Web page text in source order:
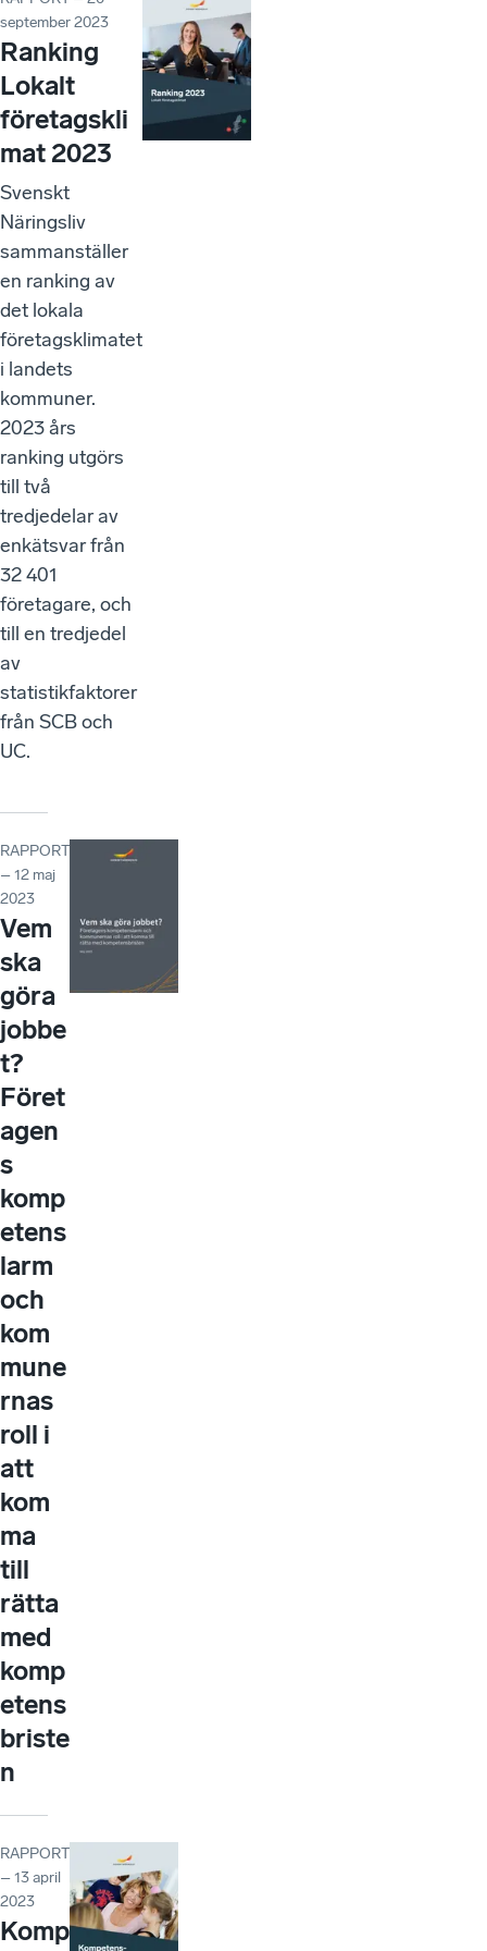
september 2023
Ranking
Lokalt
företagskli
mat 2023
Svenskt
Näringsliv
sammanställer
en ranking av
det lokala
företagsklimatet
i landets
kommuner.
2023 års
ranking utgörs
till två
tredjedelar av
enkätsvar från
32 401
företagare, och
till en tredjedel
av
statistikfaktorer
från SCB och
UC.
RAPPORT
– 12 maj
2023
Vem
ska
göra
jobbe
t?
Föret
agen
s
komp
etens
larm
och
kom
mune
rnas
roll i
att
kom
ma
till
rätta
med
komp
etens
briste
n
RAPPORT
– 13 april
2023
Komp